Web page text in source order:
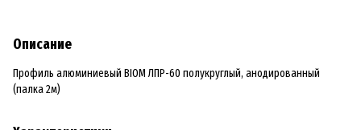
Описание
Профиль алюминиевый BIOM ЛПР-60 полукруглый, анодированный
(палка 2м)